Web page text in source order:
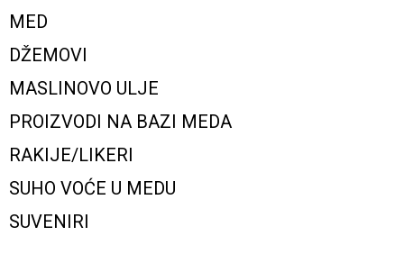
MED
DŽEMOVI
MASLINOVO ULJE
PROIZVODI NA BAZI MEDA
RAKIJE/LIKERI
SUHO VOĆE U MEDU
SUVENIRI